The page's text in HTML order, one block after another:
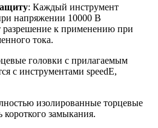
: Каждый инструмент
напряжении 10000 В
разрешение к применению при
тока.
головки с прилагаемым
с инструментами speedE,
изолированные торцевые
замыкания.